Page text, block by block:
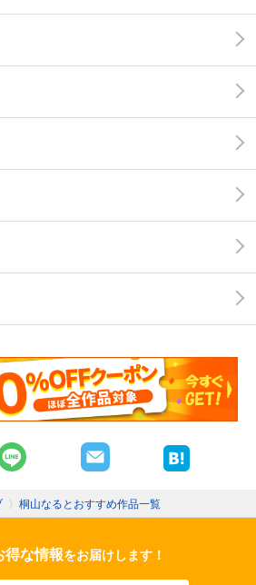
〉 桐山なるとおすすめ作品一覧
得な情報をお届けします！